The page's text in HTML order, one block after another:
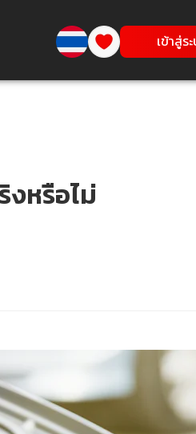
เข้าสู่
งหรือไม่